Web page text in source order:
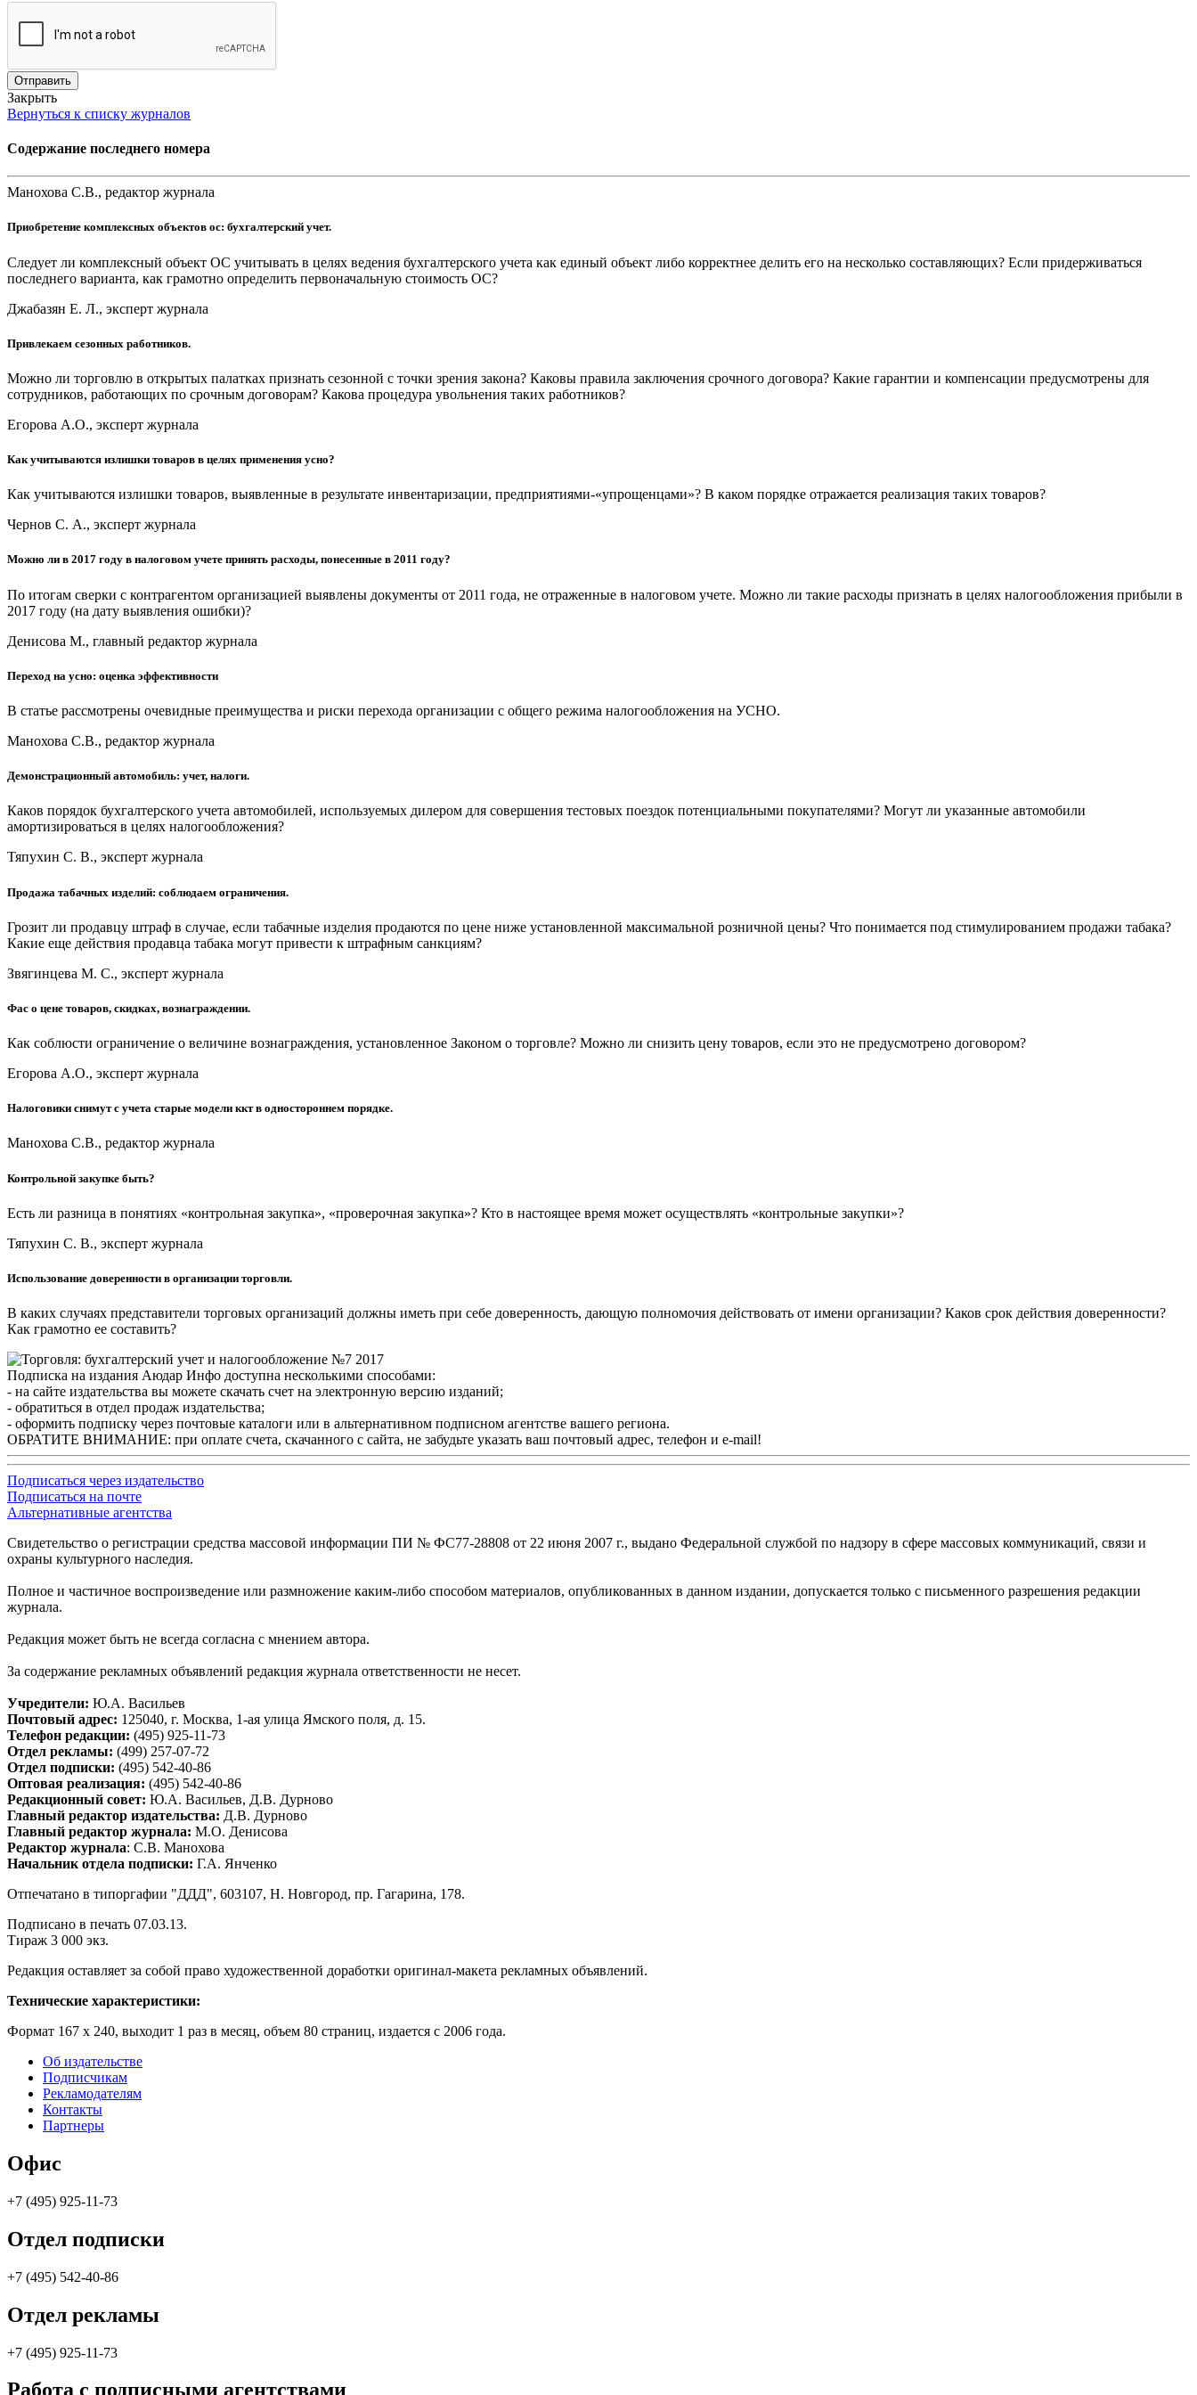
Отправить
Закрыть
Вернуться к списку журналов
Содержание последнего номера
Манохова С.В., редактор журнала
Приобретение комплексных объектов ос: бухгалтерский учет.
Следует ли комплексный объект ОС учитывать в целях ведения бухгалтерского учета как единый объект либо корректнее делить его на несколько составляющих? Если придерживаться
последнего варианта, как грамотно определить первоначальную стоимость ОС?
Джабазян Е. Л., эксперт журнала
Привлекаем сезонных работников.
Можно ли торговлю в открытых палатках признать сезонной с точки зрения закона? Каковы правила заключения срочного договора? Какие гарантии и компенсации предусмотрены для
сотрудников, работающих по срочным договорам? Какова процедура увольнения таких работников?
Егорова А.О., эксперт журнала
Как учитываются излишки товаров в целях применения усно?
Как учитываются излишки товаров, выявленные в результате инвентаризации, предприятиями-«упрощенцами»? В каком порядке отражается реализация таких товаров?
Чернов С. А., эксперт журнала
Можно ли в 2017 году в налоговом учете принять расходы, понесенные в 2011 году?
По итогам сверки с контрагентом организацией выявлены документы от 2011 года, не отраженные в налоговом учете. Можно ли такие расходы признать в целях налогообложения прибыли в
2017 году (на дату выявления ошибки)?
Денисова М., главный редактор журнала
Переход на усно: оценка эффективности
В статье рассмотрены очевидные преимущества и риски перехода организации с общего режима налогообложения на УСНО.
Манохова С.В., редактор журнала
Демонстрационный автомобиль: учет, налоги.
Каков порядок бухгалтерского учета автомобилей, используемых дилером для совершения тестовых поездок потенциальными покупателями? Могут ли указанные автомобили
амортизироваться в целях налогообложения?
Тяпухин С. В., эксперт журнала
Продажа табачных изделий: соблюдаем ограничения.
Грозит ли продавцу штраф в случае, если табачные изделия продаются по цене ниже установленной максимальной розничной цены? Что понимается под стимулированием продажи табака?
Какие еще действия продавца табака могут привести к штрафным санкциям?
Звягинцева М. С., эксперт журнала
Фас о цене товаров, скидках, вознаграждении.
Как соблюсти ограничение о величине вознаграждения, установленное Законом о торговле? Можно ли снизить цену товаров, если это не предусмотрено договором?
Егорова А.О., эксперт журнала
Налоговики снимут с учета старые модели ккт в одностороннем порядке.
Манохова С.В., редактор журнала
Контрольной закупке быть?
Есть ли разница в понятиях «контрольная закупка», «проверочная закупка»? Кто в настоящее время может осуществлять «контрольные закупки»?
Тяпухин С. В., эксперт журнала
Использование доверенности в организации торговли.
В каких случаях представители торговых организаций должны иметь при себе доверенность, дающую полномочия действовать от имени организации? Каков срок действия доверенности?
Как грамотно ее составить?
Подписка на издания Аюдар Инфо доступна несколькими способами:
- на сайте издательства вы можете скачать счет на электронную версию изданий;
- обратиться в отдел продаж издательства;
- оформить подписку через почтовые каталоги или в альтернативном подписном агентстве вашего региона.
ОБРАТИТЕ ВНИМАНИЕ: при оплате счета, скачанного с сайта, не забудьте указать ваш почтовый адрес, телефон и e-mail!
Подписаться через издательство
Подписаться на почте
Альтернативные агентства
Свидетельство о регистрации средства массовой информации ПИ № ФС77-28808 от 22 июня 2007 г., выдано Федеральной службой по надзору в сфере массовых коммуникаций, связи и
охраны культурного наследия.
Полное и частичное воспроизведение или размножение каким-либо способом материалов, опубликованных в данном издании, допускается только с письменного разрешения редакции
журнала.
Редакция может быть не всегда согласна с мнением автора.
За содержание рекламных объявлений редакция журнала ответственности не несет.
Учредители: Ю.А. Васильев
Почтовый адрес: 125040, г. Москва, 1-ая улица Ямского поля, д. 15.
Телефон редакции: (495) 925-11-73
Отдел рекламы: (499) 257-07-72
Отдел подписки: (495) 542-40-86
Оптовая реализация: (495) 542-40-86
Редакционный совет: Ю.А. Васильев, Д.В. Дурново
Главный редактор издательства: Д.В. Дурново
Главный редактор журнала: М.О. Денисова
Редактор журнала: С.В. Манохова
Начальник отдела подписки: Г.А. Янченко
Отпечатано в типоргафии "ДДД", 603107, Н. Новгород, пр. Гагарина, 178.
Подписано в печать 07.03.13.
Тираж 3 000 экз.
Редакция оставляет за собой право художественной доработки оригинал-макета рекламных объявлений.
Технические характеристики:
Формат 167 х 240, выходит 1 раз в месяц, объем 80 страниц, издается с 2006 года.
Об издательстве
Подписчикам
Рекламодателям
Контакты
Партнеры
Офис
+7 (495) 925-11-73
Отдел подписки
+7 (495) 542-40-86
Отдел рекламы
+7 (495) 925-11-73
Работа с подписными агентствами